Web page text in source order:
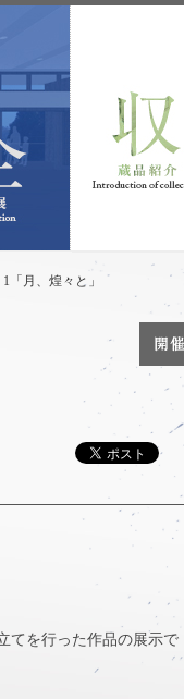
「月、煌々と」
てを行った作品の展示で